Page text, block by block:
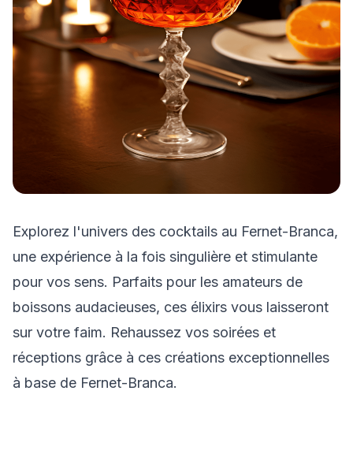
Explorez l'univers des cocktails au Fernet-Branca,
une expérience à la fois singulière et stimulante
pour vos sens. Parfaits pour les amateurs de
boissons audacieuses, ces élixirs vous laisseront
sur votre faim. Rehaussez vos soirées et
réceptions grâce à ces créations exceptionnelles
à base de Fernet-Branca.